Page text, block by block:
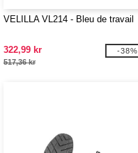
VELILLA VL214 - Bleu de travail
322,99 kr
517,36 kr
-38%